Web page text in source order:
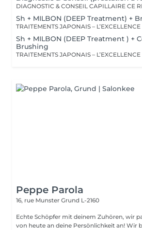
Sh + MILBON (DEEP Treatment) +
Sh + MILBON (DEEP Treatment ) +
Brushing
Peppe Parola
16, rue Munster Grund L-2160
Echte Schöpfer mit deinem Zuhören, wir
von heute an deine Persönlichkeit an! Wir